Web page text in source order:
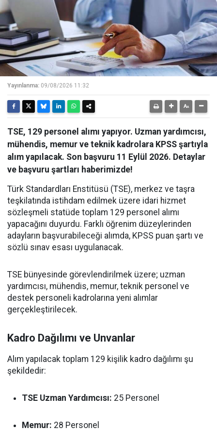
Yayınlanma: 09/08/2026 11:32
TSE, 129 personel alımı yapıyor. Uzman yardımcısı,
mühendis, memur ve teknik kadrolara KPSS şartıyla
alım yapılacak. Son başvuru 11 Eylül 2026. Detaylar
ve başvuru şartları haberimizde!
Türk Standardları Enstitüsü (TSE), merkez ve taşra
teşkilatında istihdam edilmek üzere idari hizmet
sözleşmeli statüde toplam 129 personel alımı
yapacağını duyurdu. Farklı öğrenim düzeylerinden
adayların başvurabileceği alımda, KPSS puan şartı ve
sözlü sınav esası uygulanacak.
TSE bünyesinde görevlendirilmek üzere; uzman
yardımcısı, mühendis, memur, teknik personel ve
destek personeli kadrolarına yeni alımlar
gerçekleştirilecek.
Kadro Dağılımı ve Unvanlar
Alım yapılacak toplam 129 kişilik kadro dağılımı şu
şekildedir:
TSE Uzman Yardımcısı: 25 Personel
Memur: 28 Personel